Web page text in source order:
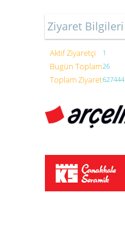
Ziyaret Bilgileri
Aktif Ziyaretçi 1
Bugün Toplam26
Toplam Ziyaret627444